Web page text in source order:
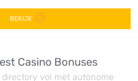
BEKIJK
Casino Bonuses
directory vol met autonome